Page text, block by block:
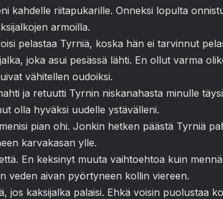
kahdelle riitapukarille. Onneksi lopulta
armoilla.
pelastaa Tyrniä, koska hän ei tarvinnut
joka asui pesässä lähti. En ollut varma
vähitellen oudoiksi.
ja retuutti Tyrnin niskanahasta minulle
olla hyväksi uudelle ystävälleni.
pian ohi. Jonkin hetken päästä Tyrniä
karvakasan ylle.
En keksinyt muuta vaihtoehtoa kuin
veden aivan pyörtyneen kollin viereen.
jos kaksijalka palaisi. Ehkä voisin puolustaa